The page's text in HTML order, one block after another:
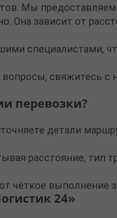
Мы предоставляем
Она зависит от
специалистами,
вопросы,
перевозки?
детали
расстояние, тип
чёткое выполнение
24»